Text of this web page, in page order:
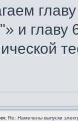
и главу
Re: Намечены выпуски